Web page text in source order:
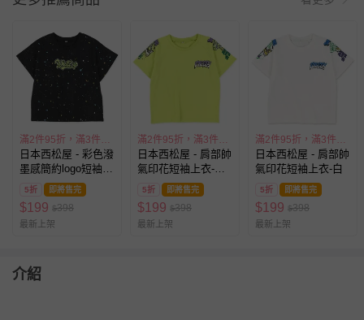
滿2件95折，滿3件9折
日本西松屋 - 彩色潑
墨感簡約logo短袖上
衣-黑
5折 即將售完
$199 $398
最新上架
滿2件95折，滿3件9折
日本西松屋 - 肩部帥
氣印花短袖上衣-萊
5折 即將售完
$199 $398
最新上架
滿2件95折，滿3件9折
日本西松屋 - 肩部帥
氣印花短袖上衣-白
5折 即將售完
$199 $398
最新上架
介紹